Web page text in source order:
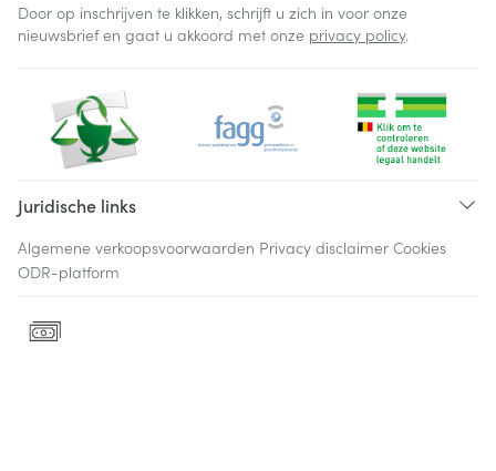
Door op inschrijven te klikken, schrijft u zich in voor onze
nieuwsbrief en gaat u akkoord met onze privacy policy.
Juridische links
Algemene verkoopsvoorwaarden Privacy disclaimer Cookies
ODR-platform